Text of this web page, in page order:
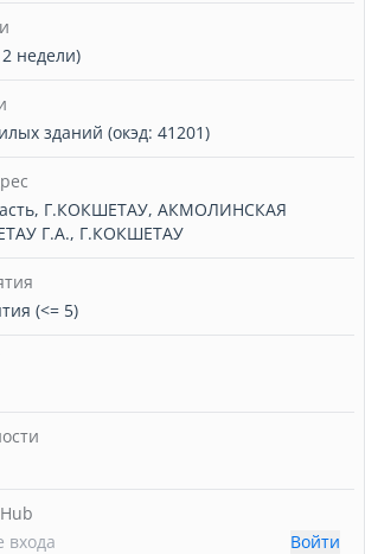
недели)
зданий (окэд: 41201)
Г.КОКШЕТАУ, АКМОЛИНСКАЯ
Г.А., Г.КОКШЕТАУ
(<= 5)
входа
Войти